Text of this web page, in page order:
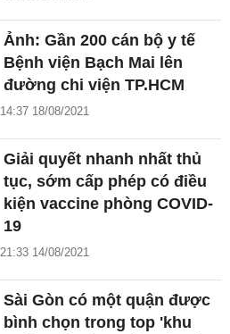
Ảnh: Gần 200 cán bộ y tế
Bệnh viện Bạch Mai lên
đường chi viện TP.HCM
14:37 18/08/2021
Giải quyết nhanh nhất thủ
tục, sớm cấp phép có điều
kiện vaccine phòng COVID-
19
21:33 14/08/2021
Sài Gòn có một quận được
bình chọn trong top 'khu